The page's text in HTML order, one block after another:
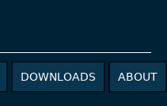
DOWNLOADS ABOUT